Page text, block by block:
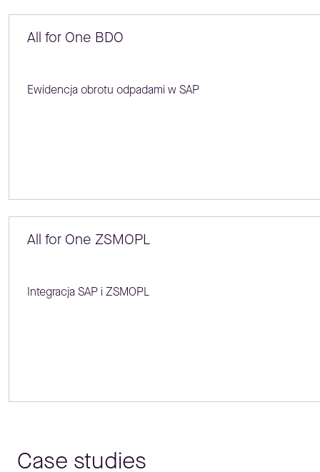
All for One BDO
Ewidencja obrotu odpadami w SAP
All for One ZSMOPL
Integracja SAP i ZSMOPL
Case studies